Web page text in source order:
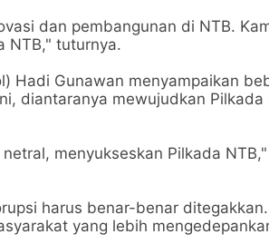
dan pembangunan di NTB.
NTB," tuturnya.
Hadi Gunawan menyampaikan
diantaranya mewujudkan Pilkada
menyukseskan Pilkada
harus benar-benar
yang lebih